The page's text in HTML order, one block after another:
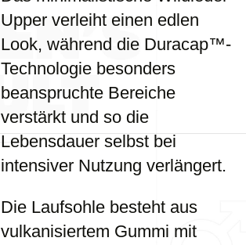
Upper verleiht einen edlen
Look, während die Duracap™-
Technologie besonders
beanspruchte Bereiche
verstärkt und so die
Lebensdauer selbst bei
intensiver Nutzung verlängert.
Die Laufsohle besteht aus
vulkanisiertem Gummi mit